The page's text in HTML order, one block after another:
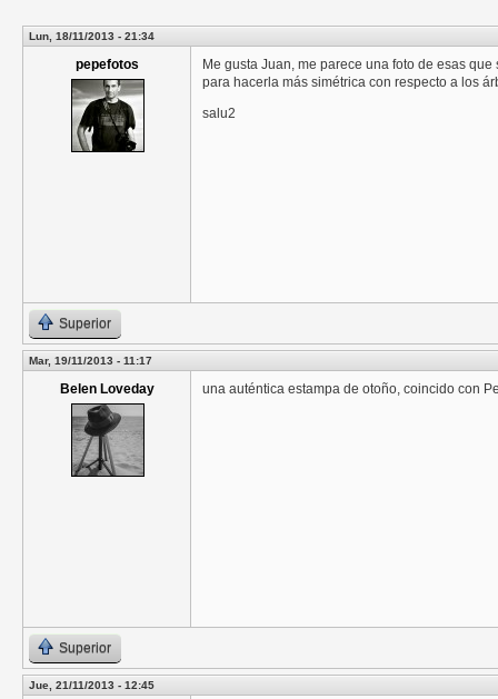
Lun, 18/11/2013 - 21:34
pepefotos
Me gusta Juan, me parece una foto de esas
para hacerla más simétrica con respecto a los
salu2
Superior
Mar, 19/11/2013 - 11:17
Belen Loveday una auténtica estampa de otoño, coincido con
Superior
Jue, 21/11/2013 - 12:45